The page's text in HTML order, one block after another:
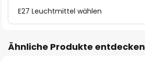
E27 Leuchtmittel wählen
Ähnliche Produkte entdecken